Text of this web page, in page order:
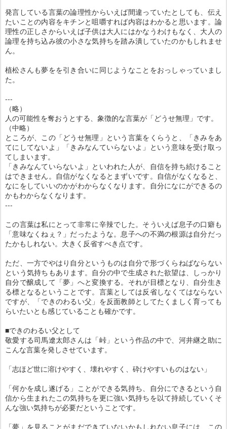
発言している言葉の論理性からいえば間違っていたとしても、伝え
たいことの内容をキチンと咀嚼すれば内容はわかると思います。論
理性の正しさからいえば子供は大人にはかなうわけもなく、大人の
論理を持ち込み彼の小さな気持ちを踏み潰していたのかもしれませ
ん。
植松さんも夢をを引き合いに同じようなことをおっしゃっていまし
た。
---
（略）
人の可能性を奪おうとする、象徴的な言葉が「どうせ無理」です。
（中略）
ところが、この「どうせ無理」という言葉をくらうと、「きみをあ
てにしてないよ」「きみなんていらないよ」という意味を受け取っ
てしまいます。
「きみなんていらないよ」といわれた人が、自信を持ち続けること
はできません。自信がなくなるとまずいです。自信がなくなると、
なにをしていいのかがわからなくなります。自分になにができるの
かもわからなくなります。
---
この言葉は私にとって非常に辛辣でした。そういえば息子の口癖も
「意味なくねぇ？」だったような。息子への不満の根源は自分だっ
たかもしれない。大きく反省すべき点です。
ただ、一方でやはり自分というものは自分で形づくらねばならない
という気持ちもあります。自分の中で生成された欲望は、しっかり
自分で醸成して「夢」へと変換する。それが目標となり、自分生き
る標となるということです。言葉としては反省しなくてはならない
ですが、「できのわるい父」を反面教師としてたくましく育っても
らいたいとも感じていることも確かです。
■できのわるい父として
敬愛する司馬遼太郎さんは「峠」という作品の中で、河井継之助に
こんな言葉を発しさせています。
「志ほど世に溶けやすく、壊れやすく、砕けやすいものはない」
「何かを成し遂げる」ことができる気持ち、自分にできるという自
信から生まれたこの気持ちを更に強い気持ちを以て持続していくそ
んな強い気持ちが必要だということです。
「夢」を見ることがまだできていないかもしれない息子には、この